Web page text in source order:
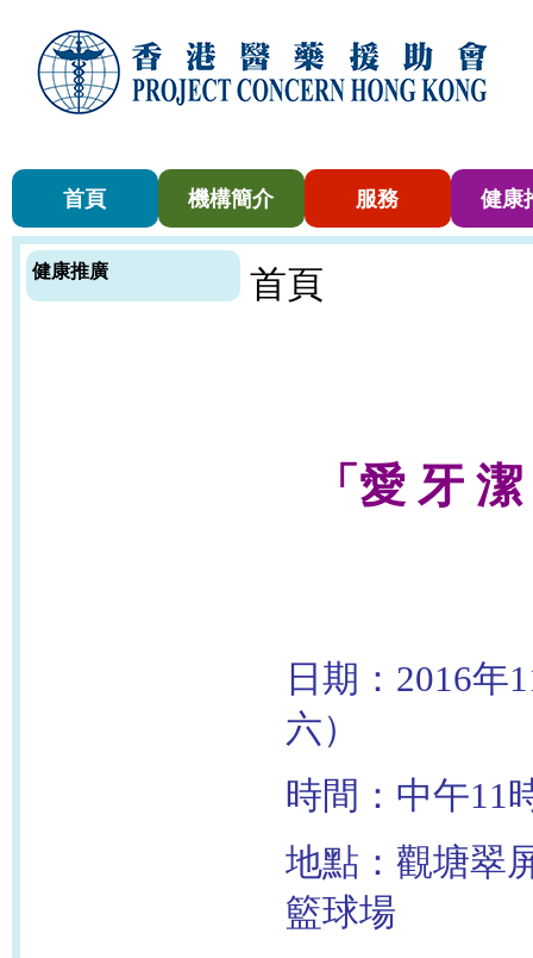
首頁 機構簡介 服務 健康
健康推廣 首頁
「 愛 牙 潔
日期：2016年
六）
時間：中午11
地點：觀塘翠
籃球場